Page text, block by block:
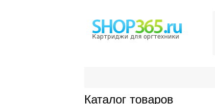
Картриджи для оргтехники
Каталог товаров